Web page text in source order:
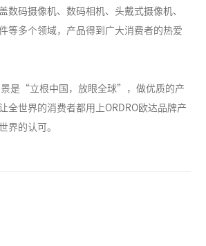
数码摄像机、数码相机、头戴式摄像机、
等多个领域，产品得到广大消费者的热爱
“立根中国，放眼全球”，做优质的产
全世界的消费者都用上ORDRO欧达品牌产
界的认可。